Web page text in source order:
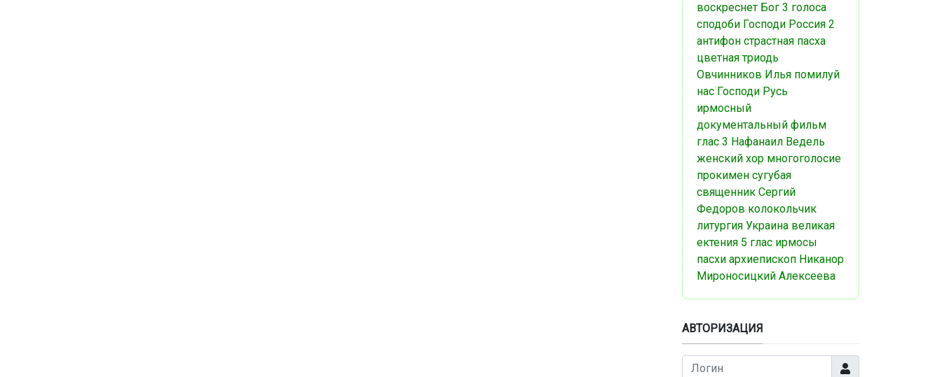
воскреснет Бог 3 голоса
сподоби Господи Россия 2
антифон страстная пасха
цветная триодь
Овчинников Илья помилуй
нас Господи Русь
ирмосный
документальный фильм
глас 3 Нафанаил Ведель
женский хор многоголосие
прокимен сугубая
священник Сергий
Федоров колокольчик
литургия Украина великая
ектения 5 глас ирмосы
пасхи архиепископ Никанор
Мироносицкий Алексеева
АВТОРИЗАЦИЯ
Логин